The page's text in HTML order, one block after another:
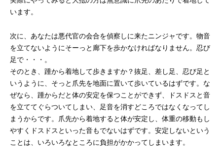
います。
次に、あなたは悪代官の会合を偵察しに来たニンジャです。物音
を立てないようにそーっと廊下を歩かなければなりません。忍び
足で・・・。
そのとき、踵から着地して歩きますか？抜足、差し足、忍び足と
いうように、そっと爪先を地面に置いて歩いているはずです。な
ぜなら、踵からだと体の安定を保つことができず、ドスドスと音
を立ててぐらついてしまい、足音を消すどころではなくなってし
まうからです。爪先から着地すると体が安定し、体重の移動もし
やすくドスドスといった音もでないはずです。安定しないという
ことは、いろいろなところに負担がかかってしまいます。